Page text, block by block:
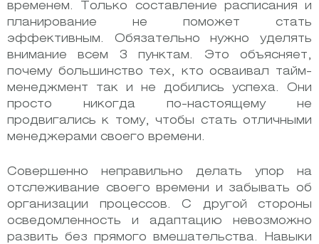
временем. Только составление расписания и
планирование не поможет стать
эффективным. Обязательно нужно уделять
внимание всем 3 пунктам. Это объясняет,
почему большинство тех, кто осваивал тайм-
менеджмент так и не добились успеха. Они
просто никогда по-настоящему не
продвигались к тому, чтобы стать отличными
менеджерами своего времени.
Совершенно неправильно делать упор на
отслеживание своего времени и забывать об
организации процессов. С другой стороны
осведомленность и адаптацию невозможно
развить без прямого вмешательства. Навыки